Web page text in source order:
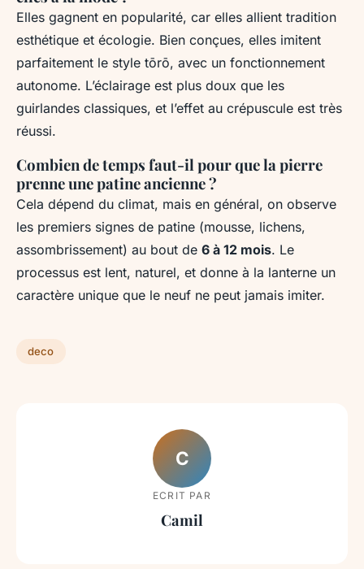
Elles gagnent en popularité, car elles allient tradition
esthétique et écologie. Bien conçues, elles imitent
parfaitement le style tōrō, avec un fonctionnement
autonome. L’éclairage est plus doux que les
guirlandes classiques, et l’effet au crépuscule est très
réussi.
Combien de temps faut-il pour que la pierre
prenne une patine ancienne ?
Cela dépend du climat, mais en général, on observe
les premiers signes de patine (mousse, lichens,
assombrissement) au bout de 6 à 12 mois. Le
processus est lent, naturel, et donne à la lanterne un
caractère unique que le neuf ne peut jamais imiter.
deco
C
ECRIT PAR
Camil